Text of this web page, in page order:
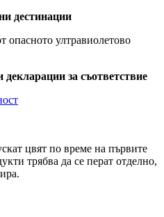
дестинации
опасното ултравиолетово
декларации за съответствие
цвят по време на първите
трябва да се перат отделно,